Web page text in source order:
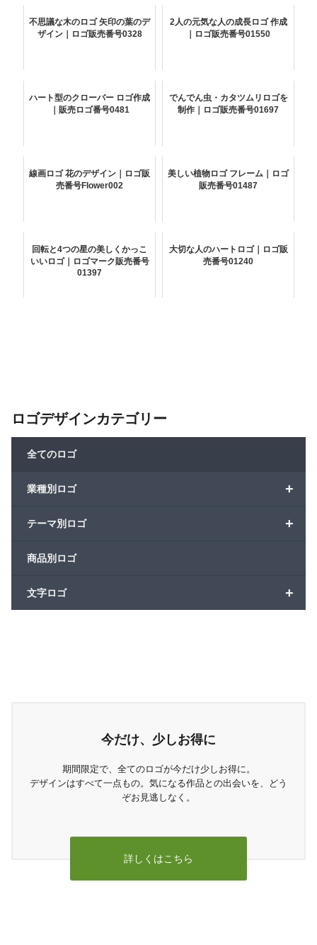
不思議な木のロゴ 矢印の葉のデ
ザイン｜ロゴ販売番号0328
2人の元気な人の成長ロゴ 作成
｜ロゴ販売番号01550
ハート型のクローバー ロゴ作成
｜販売ロゴ番号0481
でんでん虫・カタツムリロゴを
制作｜ロゴ販売番号01697
線画ロゴ 花のデザイン｜ロゴ販
売番号Flower002
美しい植物ロゴ フレーム｜ロゴ
販売番号01487
回転と4つの星の美しくかっこ
いいロゴ｜ロゴマーク販売番号
01397
大切な人のハートロゴ｜ロゴ販
売番号01240
ロゴデザインカテゴリー
全てのロゴ
+
業種別ロゴ
+
テーマ別ロゴ
商品別ロゴ
+
文字ロゴ
今だけ、少しお得に
期間限定で、全てのロゴが今だけ少しお得に。
デザインはすべて一点もの。気になる作品との出会いを、どう
ぞお見逃しなく。
詳しくはこちら